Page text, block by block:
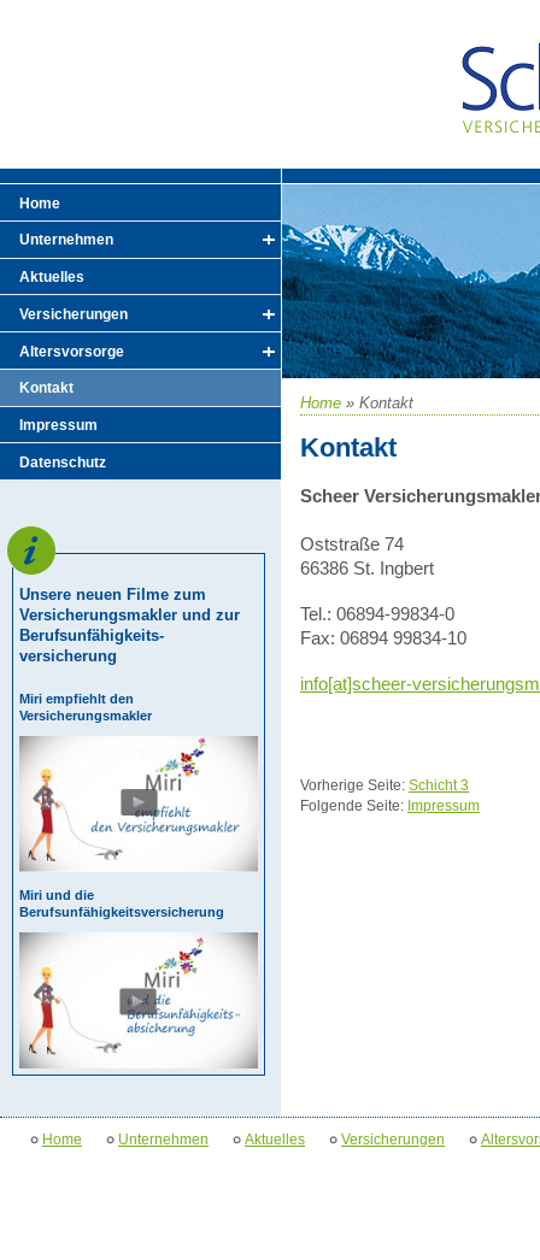
Home » Kontakt
Kontakt
Scheer
Oststraße 74
66386 St. Ingbert
Tel.: 06894-99834-0
Fax: 06894 99834-10
info[at]scheer-
Vorherige Seite: Schicht 3
Folgende Seite: Impressum
Home
Unternehmen
Aktuelles
Versicherungen
Altersvorsorge
Kontakt
Impressum
Datenschutz
Unsere neuen Filme zum
Versicherungsmakler und zur
Berufsunfähigkeits-
versicherung
Miri empfiehlt den
Versicherungsmakler
Miri und die
Berufsunfähigkeitsversicherung
Home Unternehmen Aktuelles Versicherungen